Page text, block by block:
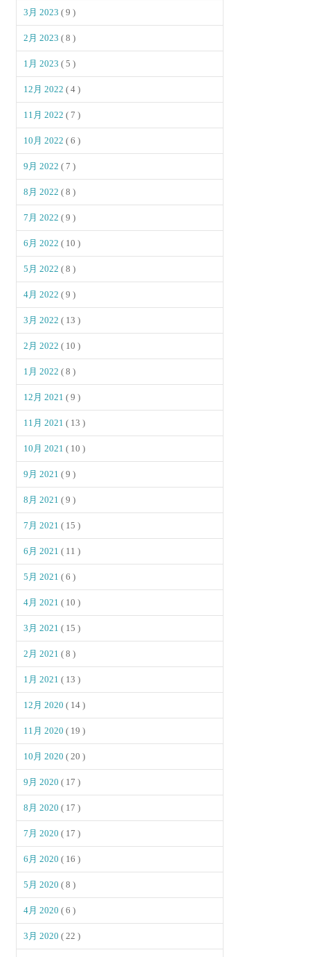
3月 2023( 9 )
2月 2023( 8 )
1月 2023( 5 )
12月 2022( 4 )
11月 2022( 7 )
10月 2022( 6 )
9月 2022( 7 )
8月 2022( 8 )
7月 2022( 9 )
6月 2022( 10 )
5月 2022( 8 )
4月 2022( 9 )
3月 2022( 13 )
2月 2022( 10 )
1月 2022( 8 )
12月 2021( 9 )
11月 2021( 13 )
10月 2021( 10 )
9月 2021( 9 )
8月 2021( 9 )
7月 2021( 15 )
6月 2021( 11 )
5月 2021( 6 )
4月 2021( 10 )
3月 2021( 15 )
2月 2021( 8 )
1月 2021( 13 )
12月 2020( 14 )
11月 2020( 19 )
10月 2020( 20 )
9月 2020( 17 )
8月 2020( 17 )
7月 2020( 17 )
6月 2020( 16 )
5月 2020( 8 )
4月 2020( 6 )
3月 2020( 22 )